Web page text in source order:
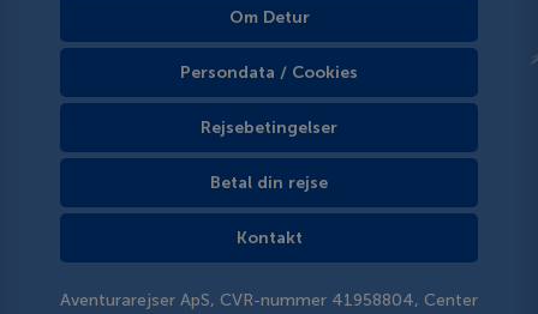
Om Detur
Persondata / Cookies
Rejsebetingelser
Betal din rejse
Kontakt
Aventurarejser ApS, CVR-nummer 41958804, Center